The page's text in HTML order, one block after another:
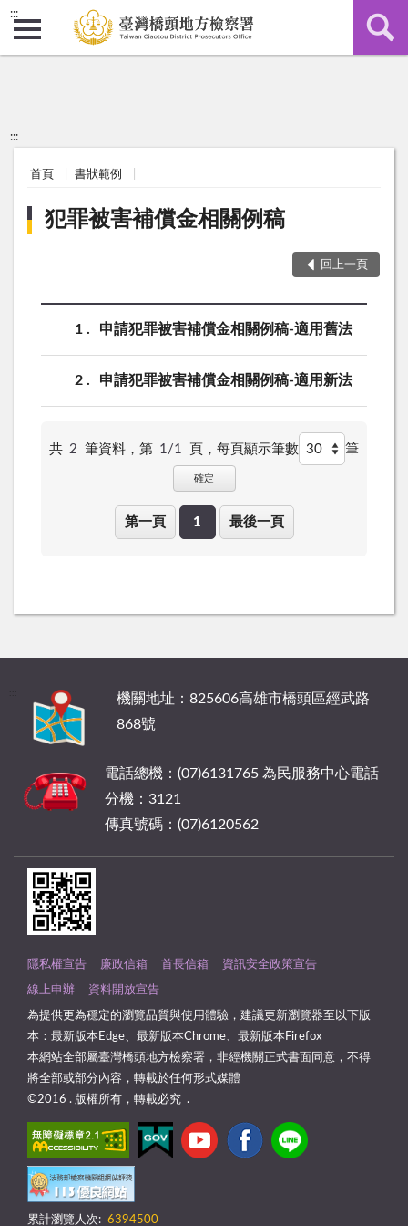
:::
:::
首頁 書狀範例
犯罪被害補償金相關例稿
回上一頁
1 申請犯罪被害補償金相關例稿-適用舊法
2 申請犯罪被害補償金相關例稿-適用新法
共 2 筆資料，第 1/1 頁， 每頁顯示筆數 筆
確定
第一頁 1 最後一頁
機關地址：825606高雄市橋頭區經武路
868號
電話總機：(07)6131765 為民服務中心電話
分機：3121
傳真號碼：(07)6120562
隱私權宣告 廉政信箱 首長信箱 資訊安全政策宣告
線上申辦 資料開放宣告
為提供更為穩定的瀏覽品質與使用體驗，建議更新瀏覽器至以下版
本：最新版本Edge、最新版本Chrome、最新版本Firefox
本網站全部屬臺灣橋頭地方檢察署，非經機關正式書面同意，不得
將全部或部分內容，轉載於任何形式媒體
©2016 . 版權所有，轉載必究 .
累計瀏覽人次: 6394500